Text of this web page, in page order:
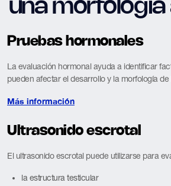
una morfología
Pruebas hormonales
La evaluación hormonal ayuda a identificar
pueden afectar el desarrollo y la morfología
Más información
Ultrasonido escrotal
El ultrasonido escrotal puede utilizarse para
la estructura testicular